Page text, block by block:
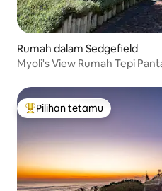
Rumah dalam Sedgefield
Myoli's View Rumah Tepi Pantai Mesra Haiwan
Pilihan utama tetamu
Pilihan tetamu